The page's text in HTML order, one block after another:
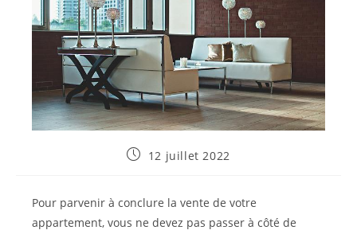
Publication
12 juillet 2022
Pour parvenir à conclure la vente de votre
appartement, vous ne devez pas passer à côté de